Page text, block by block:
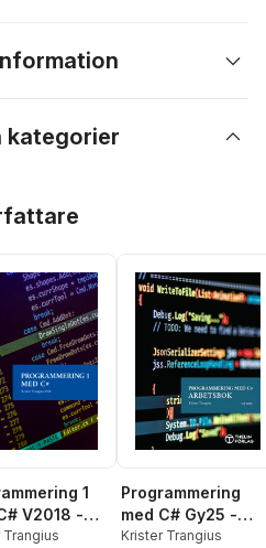
kategorier
1
V2018 -
Trangius
Programmering
med C# Gy25 -
Arbetsbok
Krister Trangius